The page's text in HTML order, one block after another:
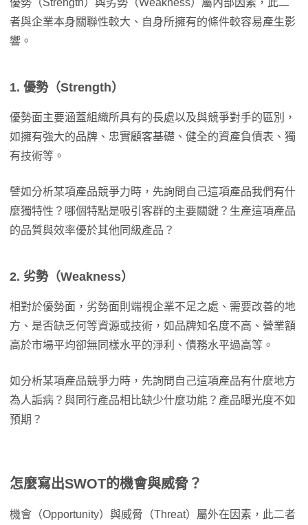
優勢（Strength）與劣勢（Weakness）屬內部因素，此二
者與企業本身關聯性較大、自身所擁有的條件較容易產生影
響。
1. 優勢（Strength）
優勢面主要涵蓋組織所具有的長處以及與競爭對手的區別，
如擁有強大的品牌、忠實顧客基礎、健全的資產負債表、獨
有技術等。
譬如分析某項產品競爭力時，先詢問自己這項產品我們有什
麼獨特性？哪個特點是吸引客群的主要關鍵？生產這項產品
的品質與效率優於其他同級產品？
2. 劣勢（Weakness）
相對於優勢面，劣勢面則端視企業不足之處、需要改善的地
方、是否缺乏何等資源或技術，如品牌知名度不高、營業額
高於市場平均卻無同樣水平的淨利、債務水平過高等。
如分析某項產品競爭力時，先詢問自己這項產品有什麼地方
為人詬病？與同行產品相比缺少什麼功能？產品曝光度不如
預期？
怎麼寫出SWOT的機會與威脅？
機會（Opportunity）與威脅（Threat）屬外在因素，此二者